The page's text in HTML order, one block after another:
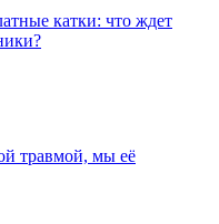
катки: что ждет
травмой, мы её